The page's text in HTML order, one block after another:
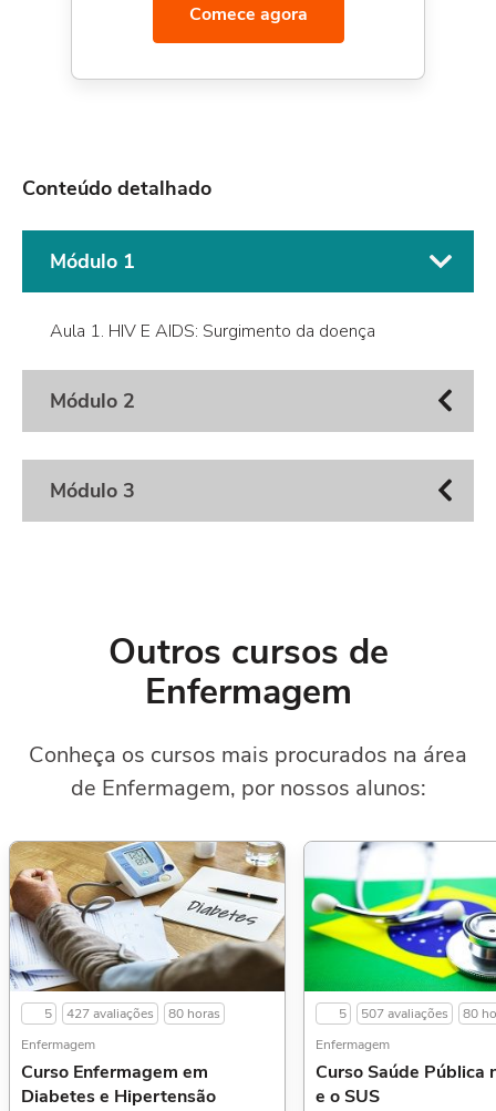
Comece agora
Conteúdo detalhado
Módulo 1
Aula 1. HIV E AIDS: Surgimento da doença
Módulo 2
Módulo 3
Outros cursos de
Enfermagem
Conheça os cursos mais procurados na área
de Enfermagem, por nossos alunos:
5 427 avaliações
80 horas
Enfermagem
Curso Enfermagem em
Diabetes e Hipertensão
5 507 avaliações
80
Enfermagem
Curso Saúde Pública
e o SUS